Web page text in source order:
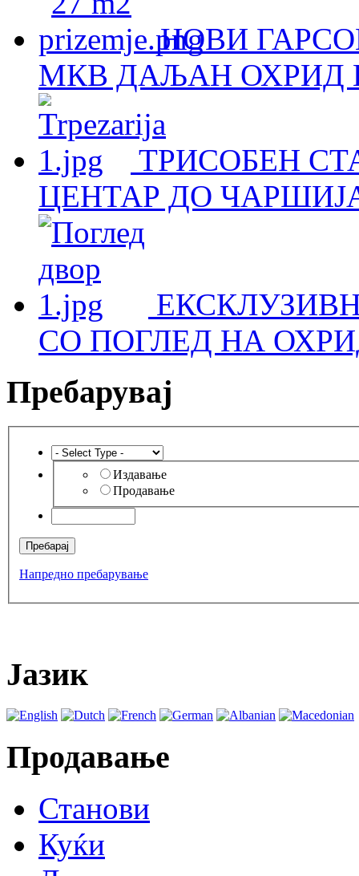
НОВИ
МКВ ДАЉАН ОХРИД
ТРИСОБЕН
ЦЕНТАР ДО
СО ПОГЛЕД НА
Пребарувај
Издавање
Продавање
Напредно пребарување
Јазик
Продавање
Станови
Куќи